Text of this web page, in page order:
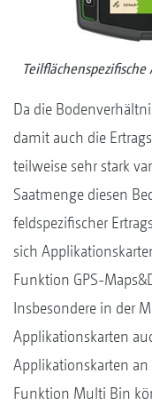
Da die
damit auch die
teilweise sehr stark
Saatmenge diesen
feldspezifischer
sich
Funktion GPS-
Insbesondere in der
Applikationskarten
Applikationskarten
Funktion Multi Bin